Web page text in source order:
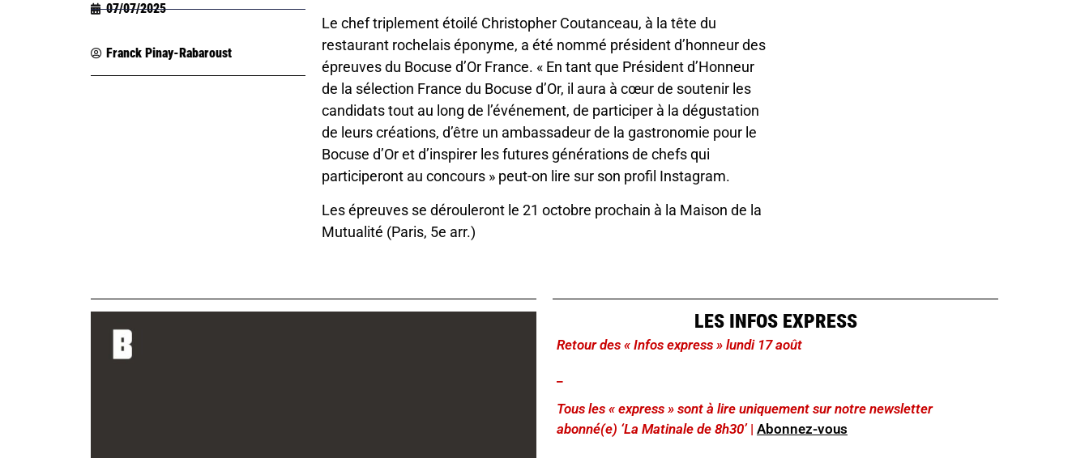
07/07/2025
Franck Pinay-Rabaroust
Le chef triplement étoilé Christopher Coutanceau, à la tête du
restaurant rochelais éponyme, a été nommé président d’honneur des
épreuves du Bocuse d’Or France. « En tant que Président d’Honneur
de la sélection France du Bocuse d’Or, il aura à cœur de soutenir les
candidats tout au long de l’événement, de participer à la dégustation
de leurs créations, d’être un ambassadeur de la gastronomie pour le
Bocuse d’Or et d’inspirer les futures générations de chefs qui
participeront au concours » peut-on lire sur son profil Instagram.
Les épreuves se dérouleront le 21 octobre prochain à la Maison de la
Mutualité (Paris, 5e arr.)
LES INFOS EXPRESS
Retour des « Infos express » lundi 17 août
Tous les « express » sont à lire uniquement sur notre newsletter
abonné(e) ‘La Matinale de 8h30’ | Abonnez-vous